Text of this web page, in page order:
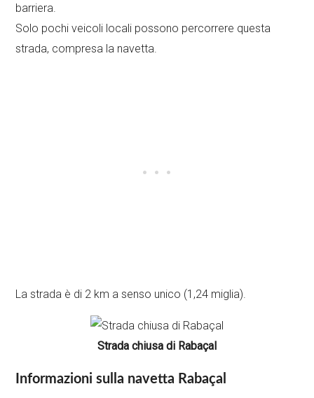
barriera.
Solo pochi veicoli locali possono percorrere questa
strada, compresa la navetta.
La strada è di 2 km a senso unico (1,24 miglia).
Strada chiusa di Rabaçal
Informazioni sulla navetta Rabaçal